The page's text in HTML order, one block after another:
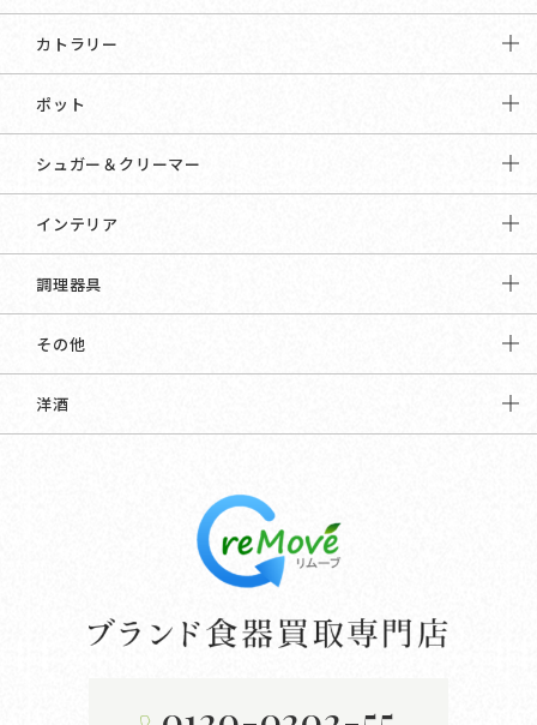
カトラリー
ポット
シュガー＆クリーマー
インテリア
調理器具
その他
洋酒